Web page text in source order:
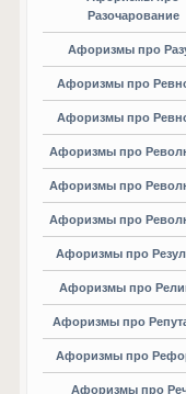
Разочарование
Афоризмы про
Афоризмы про
Афоризмы про
Афоризмы про
Афоризмы про
Афоризмы про
Афоризмы про
Афоризмы про
Афоризмы про
Афоризмы про
Афоризмы про